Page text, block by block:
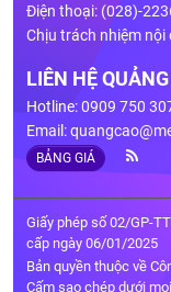
Điện thoại: (028)-
Chịu trách nhiệm nội
LIÊN HỆ
Hotline: 0909 750
Email:
BẢNG GIÁ
Giấy phép số 02/GP-
cấp ngày 06/01/2025
Bản quyền thuộc về
Cấm sao chép dưới